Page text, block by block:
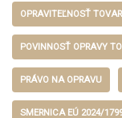
OPRAVITEĽNOSŤ
POVINNOSŤ OPRAVY
PRÁVO NA OPRAVU
SMERNICA EÚ 2024/